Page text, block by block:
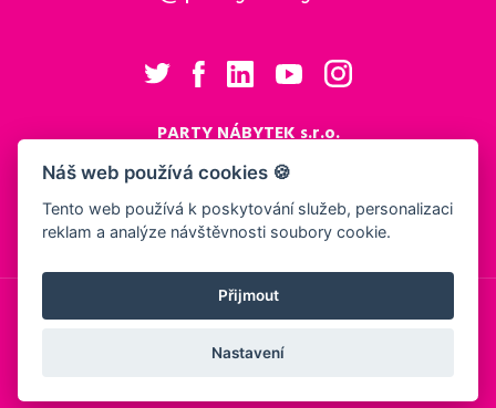
Náš web používá cookies 🍪
Tento web používá k poskytování služeb, personalizaci
reklam a analýze návštěvnosti soubory cookie.
Přijmout
Nastavení
PARTY NÁBYTEK s.r.o.
Cukrovarská 984
Logistický areál Cukrovar Čakovice
196 00 Praha 9 - Čakovice
© 2026, PARTY NÁBYTEK s.r.o.
Ochrana osobních údajů